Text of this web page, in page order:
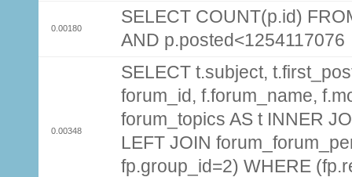
0.00180
SELECT COUNT(p.id)
AND p.posted<1254117076
0.00348
SELECT t.subject,
forum_id, f.forum_name,
forum_topics AS t INNER
LEFT JOIN
fp.group_id=2) WHERE